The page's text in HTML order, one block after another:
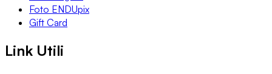
Foto ENDUpix
Gift Card
Link Utili